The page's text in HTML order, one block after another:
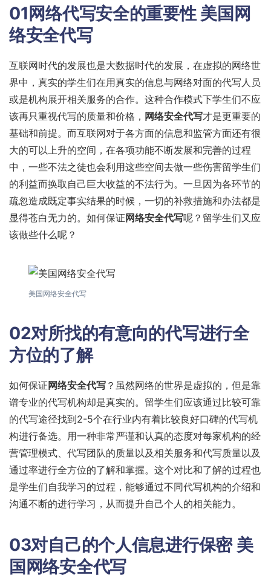
01网络代写安全的重要性 美国网
络安全代写
互联网时代的发展也是大数据时代的发展，在虚拟的网络世
界中，真实的学生们在用真实的信息与网络对面的代写人员
或是机构展开相关服务的合作。这种合作模式下学生们不应
该再只重视代写的质量和价格， 网络安全代写才是更重要的
基础和前提。而互联网对于各方面的信息和监管方面还有很
大的可以上升的空间，在各项功能不断发展和完善的过程
中，一些不法之徒也会利用这些空间去做一些伤害留学生们
的利益而换取自己巨大收益的不法行为。一旦因为各环节的
疏忽造成既定事实结果的时候，一切的补救措施和办法都是
显得苍白无力的。如何保证 网络安全代写呢？留学生们又应
该做些什么呢？
美国网络安全代写
02对所找的有意向的代写进行全
方位的了解
如何保证网络安全代写 ？虽然网络的世界是虚拟的，但是靠
谱专业的代写机构却是真实的。留学生们应该通过比较可靠
的代写途径找到2-5个在行业内有着比较良好口碑的代写机
构进行备选。用一种非常严谨和认真的态度对每家机构的经
营管理模式、代写团队的质量以及相关服务和代写质量以及
通过率进行全方位的了解和掌握。这个对比和了解的过程也
是学生们自我学习的过程，能够通过不同代写机构的介绍和
沟通不断的进行学习，从而提升自己个人的相关能力。
03对自己的个人信息进行保密 美
国网络安全代写